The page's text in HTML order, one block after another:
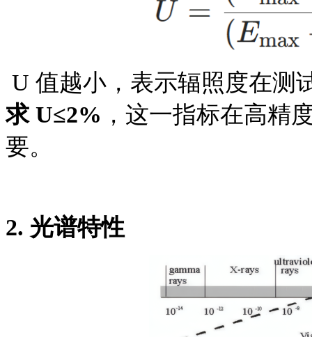
U 值越小，表示辐照度在测
求 U≤2% ，这一指标在高精
要。
2. 光谱特性